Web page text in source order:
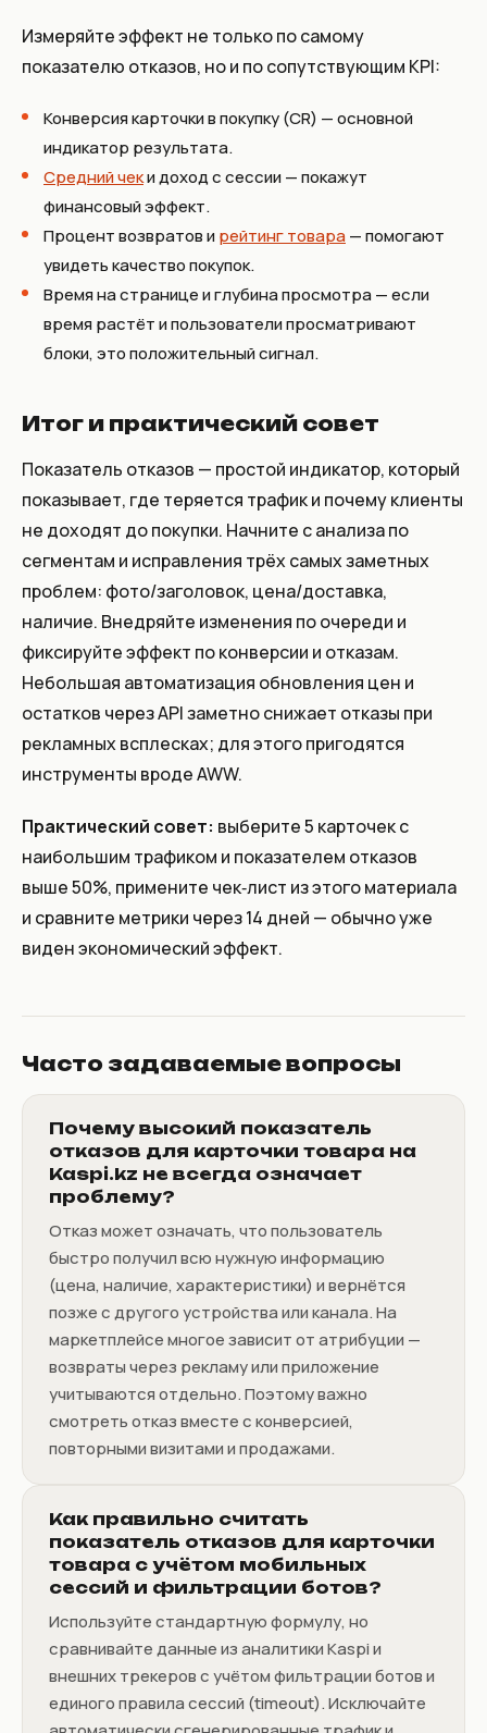
Измеряйте эффект не только по самому
показателю отказов, но и по сопутствующим KPI:
Конверсия карточки в покупку (CR) — основной
индикатор результата.
Средний чеки доход с сессии — покажут
финансовый эффект.
Процент возвратов ирейтинг товара— помогают
увидеть качество покупок.
Время на странице и глубина просмотра — если
время растёт и пользователи просматривают
блоки, это положительный сигнал.
Итог и практический совет
Показатель отказов — простой индикатор, который
показывает, где теряется трафик и почему клиенты
не доходят до покупки. Начните с анализа по
сегментам и исправления трёх самых заметных
проблем: фото/заголовок, цена/доставка,
наличие. Внедряйте изменения по очереди и
фиксируйте эффект по конверсии и отказам.
Небольшая автоматизация обновления цен и
остатков через API заметно снижает отказы при
рекламных всплесках; для этого пригодятся
инструменты вроде AWW.
Практический совет: выберите 5 карточек с
наибольшим трафиком и показателем отказов
выше 50%, примените чек‑лист из этого материала
и сравните метрики через 14 дней — обычно уже
виден экономический эффект.
Часто задаваемые вопросы
Почему высокий показатель
отказов для карточки товара на
Kaspi.kz не всегда означает
проблему?
Отказ может означать, что пользователь
быстро получил всю нужную информацию
(цена, наличие, характеристики) и вернётся
позже с другого устройства или канала. На
маркетплейсе многое зависит от атрибуции —
возвраты через рекламу или приложение
учитываются отдельно. Поэтому важно
смотреть отказ вместе с конверсией,
повторными визитами и продажами.
Как правильно считать
показатель отказов для карточки
товара с учётом мобильных
сессий и фильтрации ботов?
Используйте стандартную формулу, но
сравнивайте данные из аналитики Kaspi и
внешних трекеров с учётом фильтрации ботов и
единого правила сессий (timeout). Исключайте